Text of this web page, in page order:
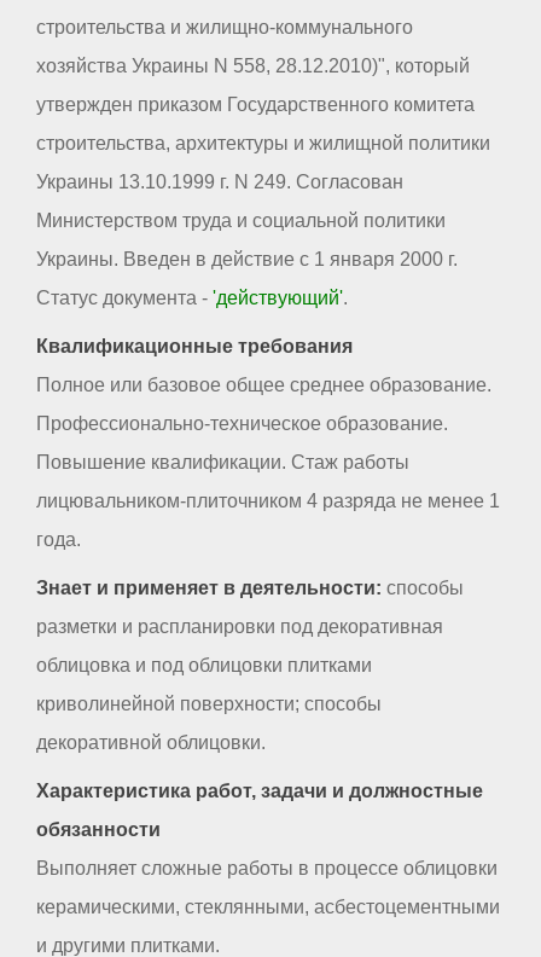
строительства и жилищно-коммунального
хозяйства Украины N 558, 28.12.2010)", который
утвержден приказом Государственного комитета
строительства, архитектуры и жилищной политики
Украины 13.10.1999 г. N 249. Согласован
Министерством труда и социальной политики
Украины. Введен в действие с 1 января 2000 г.
Статус документа - 'действующий'.
Квалификационные требования
Полное или базовое общее среднее образование.
Профессионально-техническое образование.
Повышение квалификации. Стаж работы
лицювальником-плиточником 4 разряда не менее 1
года.
Знает и применяет в деятельности: способы
разметки и распланировки под декоративная
облицовка и под облицовки плитками
криволинейной поверхности; способы
декоративной облицовки.
Характеристика работ, задачи и должностные
обязанности
Выполняет сложные работы в процессе облицовки
керамическими, стеклянными, асбестоцементными
и другими плитками.